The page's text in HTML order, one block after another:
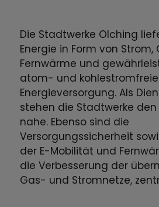
Die Stadtwerke Olching
Energie in Form von Strom,
Fernwärme und
atom- und kohlestromfreie
Energieversorgung. Als
stehen die Stadtwerke den
nahe. Ebenso sind die
Versorgungssicherheit
der E-Mobilität und
die Verbesserung der
Gas- und Stromnetze,